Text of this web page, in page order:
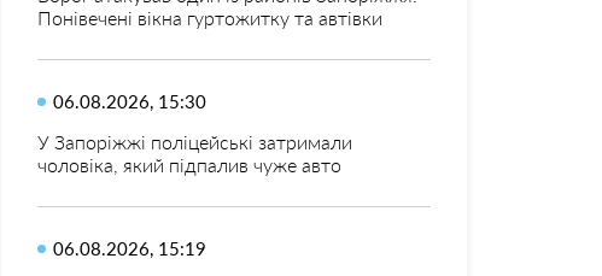
Понівечені вікна гуртожитку та автівки
06.08.2026, 15:30
У Запоріжжі поліцейські затримали
чоловіка, який підпалив чуже авто
06.08.2026, 15:19